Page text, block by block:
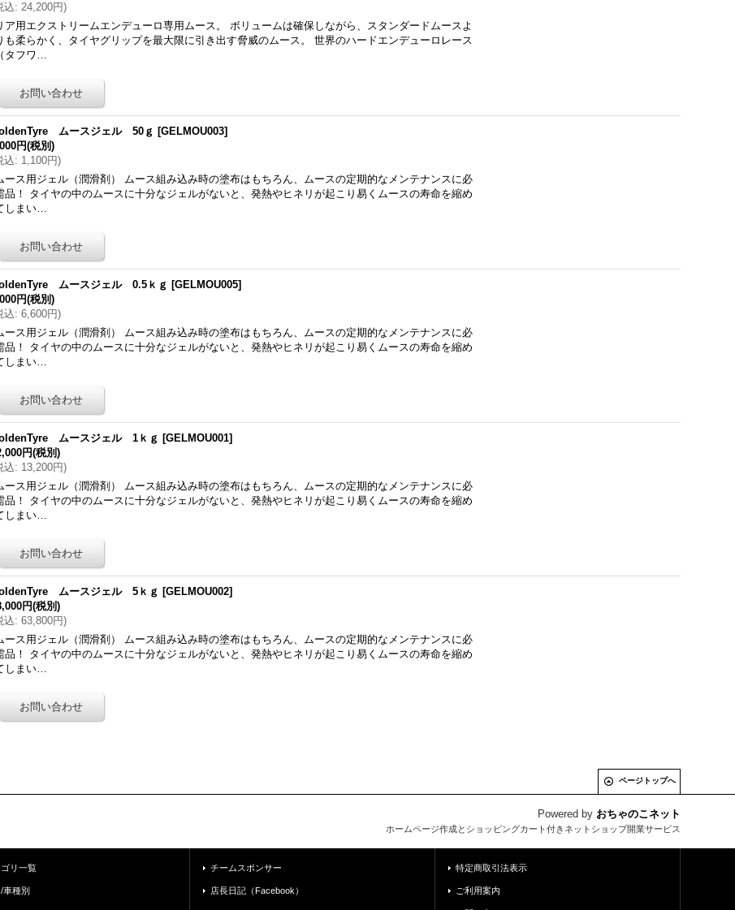
込: 24,200円)
ア用エクストリームエンデューロ専用ムース。 ボリュームは確保しながら、スタンダードムースよ
も柔らかく、タイヤグリップを最大限に引き出す脅威のムース。 世界のハードエンデューロレース
（タフワ…
ムースジェル 50ｇ [GELMOU003]
円(税別)
込: 1,100円)
ース用ジェル（潤滑剤） ムース組み込み時の塗布はもちろん、ムースの定期的なメンテナンスに必
品！ タイヤの中のムースに十分なジェルがないと、発熱やヒネリが起こり易くムースの寿命を縮め
しまい…
ムースジェル 0.5ｋｇ [GELMOU005]
円(税別)
込: 6,600円)
ース用ジェル（潤滑剤） ムース組み込み時の塗布はもちろん、ムースの定期的なメンテナンスに必
品！ タイヤの中のムースに十分なジェルがないと、発熱やヒネリが起こり易くムースの寿命を縮め
しまい…
ムースジェル 1ｋｇ [GELMOU001]
円(税別)
込: 13,200円)
ース用ジェル（潤滑剤） ムース組み込み時の塗布はもちろん、ムースの定期的なメンテナンスに必
品！ タイヤの中のムースに十分なジェルがないと、発熱やヒネリが起こり易くムースの寿命を縮め
しまい…
ムースジェル 5ｋｇ [GELMOU002]
円(税別)
込: 63,800円)
ース用ジェル（潤滑剤） ムース組み込み時の塗布はもちろん、ムースの定期的なメンテナンスに必
品！ タイヤの中のムースに十分なジェルがないと、発熱やヒネリが起こり易くムースの寿命を縮め
しまい…
ページトップへ
Powered by おちゃのこネット
ホームページ作成とショッピングカート付きネットショップ開業サービス
リ一覧
車種別
チームスポンサー
店長日記（Facebook）
特定商取引法表示
ご利用案内